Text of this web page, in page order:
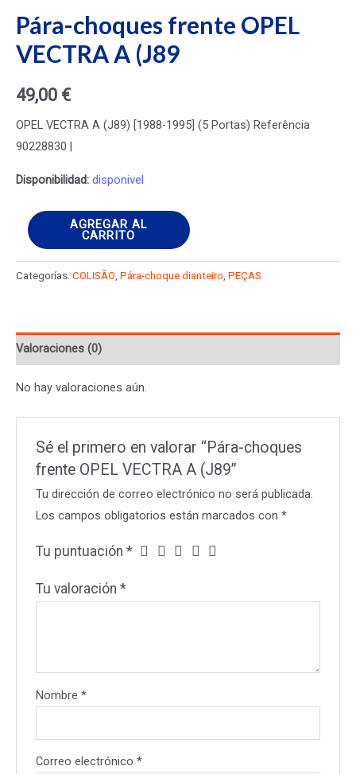
Pára-choques frente OPEL
VECTRA A (J89
49,00 €
OPEL VECTRA A (J89) [1988-1995] (5 Portas) Referência
90228830 |
Disponibilidad: disponivel
Pára-
choques
frente
OPEL
(J89
AGREGAR AL
CARRITO
Categorías: COLISÃO, Pára-choque dianteiro, PEÇAS
Valoraciones (0)
No hay valoraciones aún.
Sé el primero en valorar “Pára-choques
frente OPEL VECTRA A (J89”
Tu dirección de correo electrónico no será publicada.
Los campos obligatorios están marcados con*
Tu puntuación*
Tu valoración*
Nombre*
Correo electrónico*